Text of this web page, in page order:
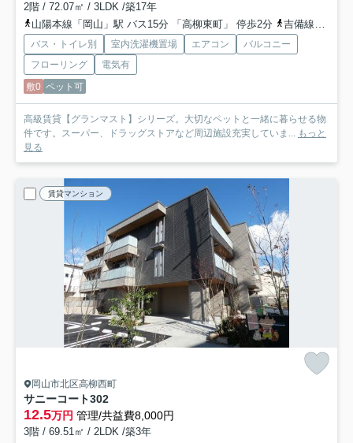
2階 / 72.07㎡ / 3LDK /築17年
山陽本線「岡山」駅 バス15分 「高柳東町」 停歩2分
吉備線「備前三門」駅 徒歩11分
バス・トイレ別 室内洗濯機置場 エアコン
バルコニー
フローリング
電気有
敷0 ペット可
高級賃貸【グランマスト】シリーズ。大切なペットと一緒に暮らせる物
件です。スーパー、ドラッグストアなど周辺施設充実していま... もっと
見る
賃貸マンション
岡山市北区高柳西町
サニーコート302
12.5万円 管理/共益費8,000円
3階 / 69.51㎡ / 2LDK /築3年